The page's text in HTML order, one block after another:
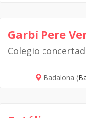
Garbí Pere
Colegio
Badalona (